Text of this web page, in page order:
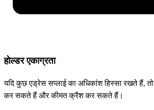
होल्डर एकाग्रता
यदि कुछ एड्रेस सप्लाई का अधिकांश हिस्सा रखते हैं,
कर सकते हैं और कीमत क्रैश कर सकते हैं।